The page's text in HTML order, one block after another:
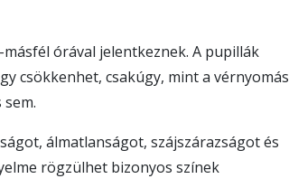
órával jelentkeznek. A pupillák
csökkenhet, csakúgy, mint a vérnyomás
álmatlanságot, szájszárazságot és
rögzülhet bizonyos színek